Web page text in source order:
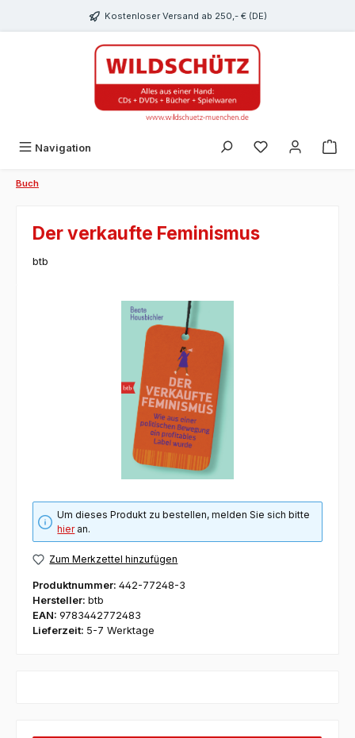
Kostenloser Versand ab 250,- € (DE)
Navigation Du hast 0
Buch
Der verkaufte Feminismus
btb
Bildergalerie überspringen
Um dieses Produkt zu bestellen, melden Sie sich bitte
hieran.
Zum Merkzettel hinzufügen
Produktnummer: 442-77248-3
Hersteller: btb
EAN: 9783442772483
Lieferzeit: 5-7 Werktage